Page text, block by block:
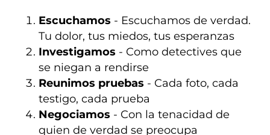
Escuchamos - Escuchamos de verdad.
Tu dolor, tus miedos, tus esperanzas
Investigamos - Como detectives que
se niegan a rendirse
Reunimos pruebas - Cada foto, cada
testigo, cada prueba
Negociamos - Con la tenacidad de
quien de verdad se preocupa